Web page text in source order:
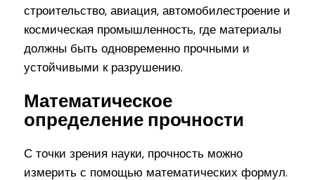
строительство, авиация, автомобилестроение и
космическая промышленность, где материалы
должны быть одновременно прочными и
устойчивыми к разрушению.
Математическое
определение прочности
С точки зрения науки, прочность можно
измерить с помощью математических формул.